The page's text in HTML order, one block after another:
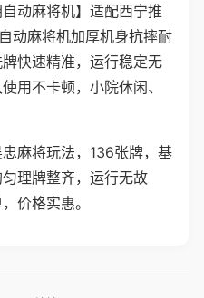
自动麻将机】适配西宁推
动麻将机加厚机身抗摔耐
快速精准，运行稳定无
用不卡顿，小院休闲、
麻将玩法，136张牌，基
理牌整齐，运行无故
价格实惠。